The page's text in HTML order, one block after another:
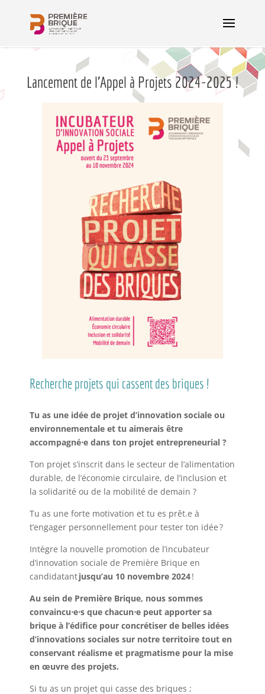
Lancement de l’Appel à Projets 2024-2025 !
Recherche projets qui cassent des briques !
Tu as une idée de projet d’innovation sociale ou
environnementale et tu aimerais être
accompagné⋅e dans ton projet entrepreneurial ?
Ton projet s’inscrit dans le secteur de l’alimentation
durable, de l’économie circulaire, de l’inclusion et
la solidarité ou de la mobilité de demain ?
Tu as une forte motivation et tu es prêt.e à
t’engager personnellement pour tester ton idée ?
Intègre la nouvelle promotion de l’incubateur
d’innovation sociale de Première Brique en
candidatantjusqu’au 10 novembre 2024!
Au sein de Première Brique, nous sommes
convaincu⋅e⋅s que chacun⋅e peut apporter sa
brique à l’édifice pour concrétiser de belles idées
d’innovations sociales sur notre territoire tout en
conservant réalisme et pragmatisme pour la mise
en œuvre des projets.
Si tu as un projet qui casse des briques ;